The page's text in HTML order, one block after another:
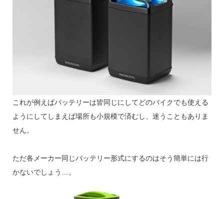
これが例えばバッテリーは皆同じにしてどのバイクでも使える
ようにしてしまえば場所も小規模で済むし、迷うこともありま
せん。
ただ各メーカー同じバッテリー形式にするのはそう簡単には行
かないでしょう…。